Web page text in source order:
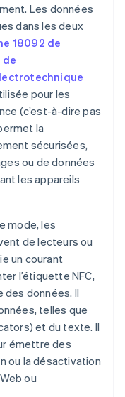
Les données
dans les deux
18092 de
pour les
(c’est-à-dire pas
la
sécurisées,
ou de données
les appareils
mode, les
de lecteurs ou
un courant
l’étiquette NFC,
des données. Il
telles que
et du texte. Il
émettre des
ou la désactivation
ou